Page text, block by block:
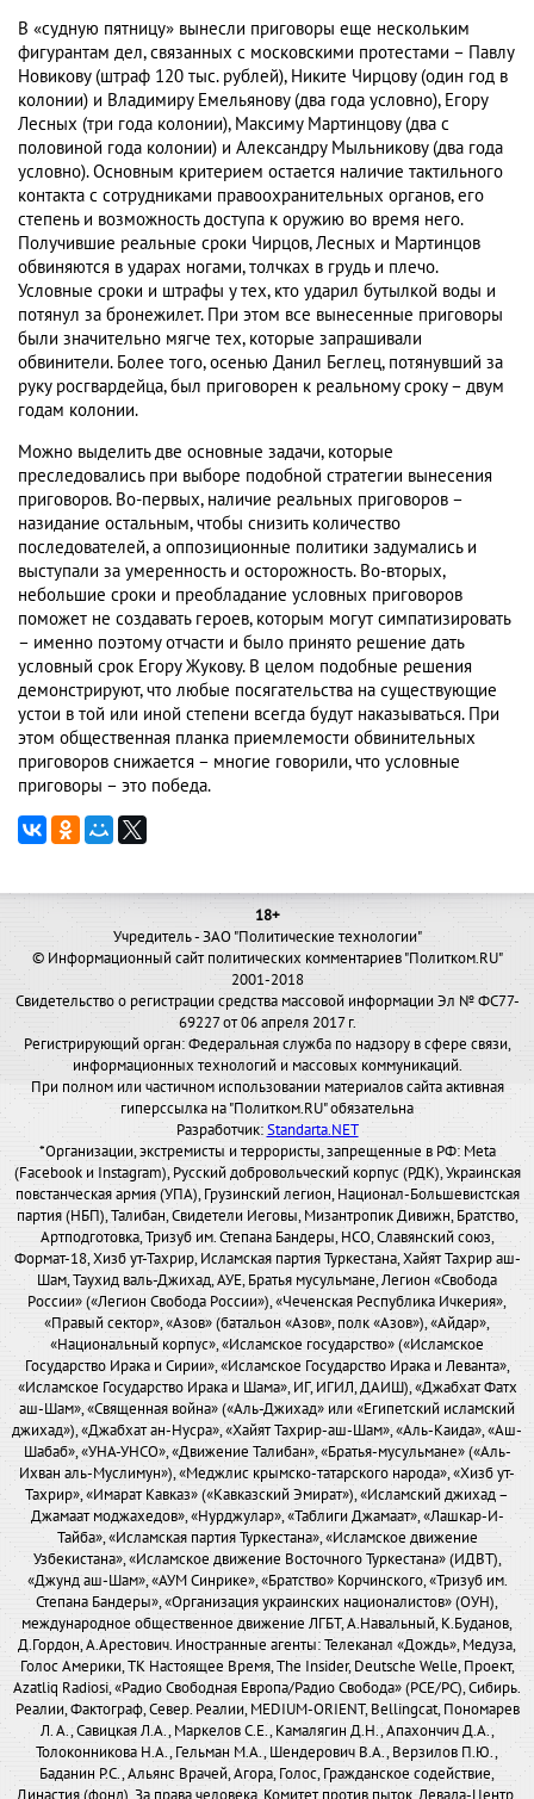
В «судную пятницу» вынесли приговоры еще нескольким
фигурантам дел, связанных с московскими протестами – Павлу
Новикову (штраф 120 тыс. рублей), Никите Чирцову (один год в
колонии) и Владимиру Емельянову (два года условно), Егору
Лесных (три года колонии), Максиму Мартинцову (два с
половиной года колонии) и Александру Мыльникову (два года
условно). Основным критерием остается наличие тактильного
контакта с сотрудниками правоохранительных органов, его
степень и возможность доступа к оружию во время него.
Получившие реальные сроки Чирцов, Лесных и Мартинцов
обвиняются в ударах ногами, толчках в грудь и плечо.
Условные сроки и штрафы у тех, кто ударил бутылкой воды и
потянул за бронежилет. При этом все вынесенные приговоры
были значительно мягче тех, которые запрашивали
обвинители. Более того, осенью Данил Беглец, потянувший за
руку росгвардейца, был приговорен к реальному сроку – двум
годам колонии.
Можно выделить две основные задачи, которые
преследовались при выборе подобной стратегии вынесения
приговоров. Во-первых, наличие реальных приговоров –
назидание остальным, чтобы снизить количество
последователей, а оппозиционные политики задумались и
выступали за умеренность и осторожность. Во-вторых,
небольшие сроки и преобладание условных приговоров
поможет не создавать героев, которым могут симпатизировать
– именно поэтому отчасти и было принято решение дать
условный срок Егору Жукову. В целом подобные решения
демонстрируют, что любые посягательства на существующие
устои в той или иной степени всегда будут наказываться. При
этом общественная планка приемлемости обвинительных
приговоров снижается – многие говорили, что условные
приговоры – это победа.
18+
Учредитель - ЗАО "Политические технологии"
© Информационный сайт политических комментариев "Политком.RU"
2001-2018
Свидетельство о регистрации средства массовой информации Эл № ФС77-
69227 от 06 апреля 2017 г.
Регистрирующий орган: Федеральная служба по надзору в сфере связи,
информационных технологий и массовых коммуникаций.
При полном или частичном использовании материалов сайта активная
гиперссылка на "Политком.RU" обязательна
Разработчик:Standarta.NET
*Организации, экстремисты и террористы, запрещенные в РФ: Meta
(Facebook и Instagram), Русский добровольческий корпус (РДК), Украинская
повстанческая армия (УПА), Грузинский легион, Национал-Большевистская
партия (НБП), Талибан, Свидетели Иеговы, Мизантропик Дивижн, Братство,
Артподготовка, Тризуб им. Степана Бандеры, НСО, Славянский союз,
Формат-18, Хизб ут-Тахрир, Исламская партия Туркестана, Хайят Тахрир аш-
Шам, Таухид валь-Джихад, АУЕ, Братья мусульмане, Легион «Свобода
России» («Легион Свобода России»), «Чеченская Республика Ичкерия»,
«Правый сектор», «Азов» (батальон «Азов», полк «Азов»), «Айдар»,
«Национальный корпус», «Исламское государство» («Исламское
Государство Ирака и Сирии», «Исламское Государство Ирака и Леванта»,
«Исламское Государство Ирака и Шама», ИГ, ИГИЛ, ДАИШ), «Джабхат Фатх
аш-Шам», «Священная война» («Аль-Джихад» или «Египетский исламский
джихад»), «Джабхат ан-Нусра», «Хайят Тахрир-аш-Шам», «Аль-Каида», «Аш-
Шабаб», «УНА-УНСО», «Движение Талибан», «Братья-мусульмане» («Аль-
Ихван аль-Муслимун»), «Меджлис крымско-татарского народа», «Хизб ут-
Тахрир», «Имарат Кавказ» («Кавказский Эмират»), «Исламский джихад –
Джамаат моджахедов», «Нурджулар», «Таблиги Джамаат», «Лашкар-И-
Тайба», «Исламская партия Туркестана», «Исламское движение
Узбекистана», «Исламское движение Восточного Туркестана» (ИДВТ),
«Джунд аш-Шам», «АУМ Синрике», «Братство» Корчинского, «Тризуб им.
Степана Бандеры», «Организация украинских националистов» (ОУН),
международное общественное движение ЛГБТ, А.Навальный, К.Буданов,
Д.Гордон, А.Арестович. Иностранные агенты: Телеканал «Дождь», Медуза,
Голос Америки, ТК Настоящее Время, The Insider, Deutsche Welle, Проект,
Azatliq Radiosi, «Радио Свободная Европа/Радио Свобода» (PCE/PC), Сибирь.
Реалии, Фактограф, Север. Реалии, MEDIUM-ORIENT, Bellingcat, Пономарев
Л. А., Савицкая Л.А., Маркелов С.Е., Камалягин Д.Н., Апахончич Д.А.,
Толоконникова Н.А., Гельман М.А., Шендерович В.А., Верзилов П.Ю.,
Баданин Р.С., Альянс Врачей, Агора, Голос, Гражданское содействие,